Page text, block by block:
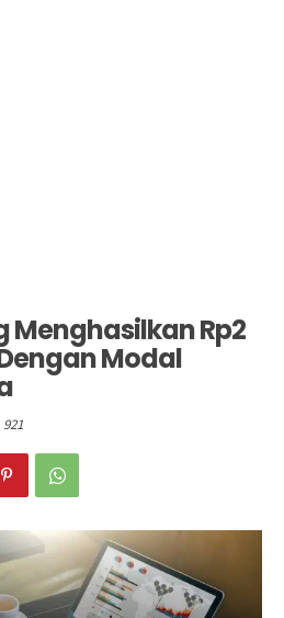
Menghasilkan Rp2
Modal
921